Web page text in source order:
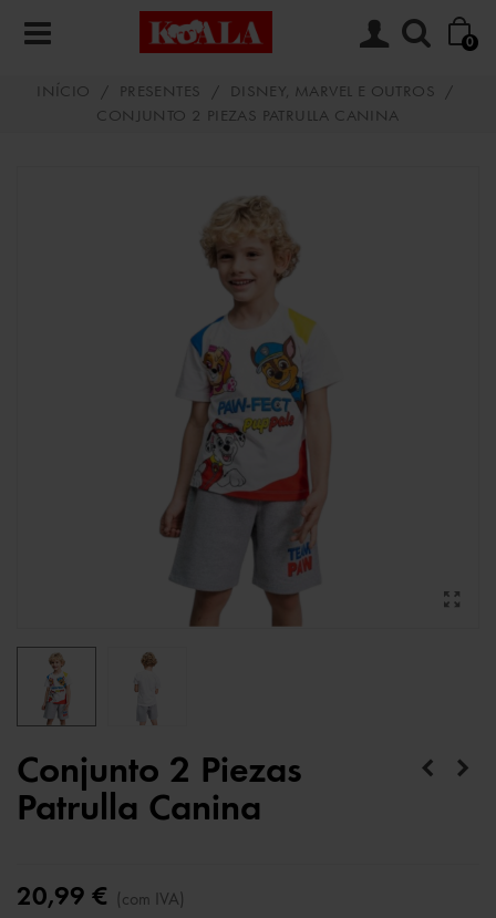
0
INÍCIO / PRESENTES / DISNEY, MARVEL E OUTROS
/
CONJUNTO 2 PIEZAS PATRULLA CANINA
Conjunto 2 Piezas
Patrulla Canina
20,99 € (com IVA)